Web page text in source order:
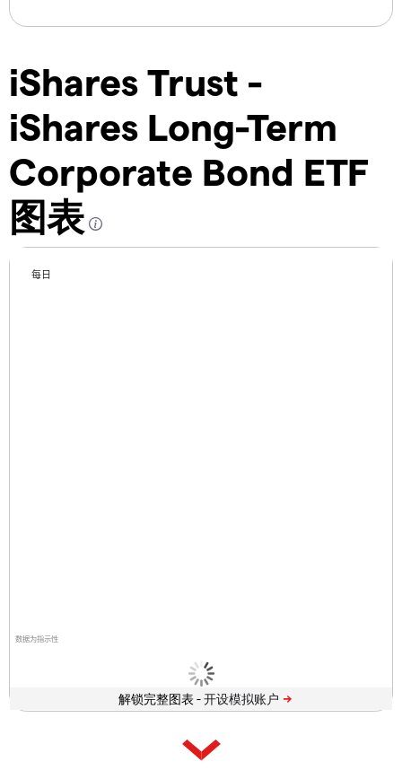
iShares Trust -
iShares Long-Term
Corporate Bond ETF
图表
数据为指示性
每日
解锁完整图表 -